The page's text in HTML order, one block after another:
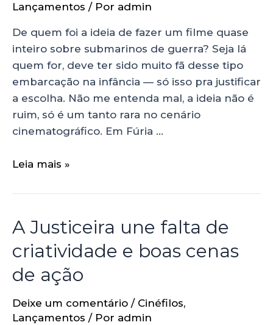
Lançamentos / Por admin
De quem foi a ideia de fazer um filme quase
inteiro sobre submarinos de guerra? Seja lá
quem for, deve ter sido muito fã desse tipo
embarcação na infância — só isso pra justificar
a escolha. Não me entenda mal, a ideia não é
ruim, só é um tanto rara no cenário
cinematográfico. Em Fúria …
Leia mais »
A Justiceira une falta de
criatividade e boas cenas
de ação
Deixe um comentário / Cinéfilos,
Lançamentos / Por admin